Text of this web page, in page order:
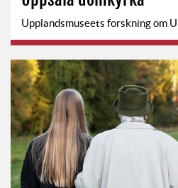
Upplandsmuseets forskning om